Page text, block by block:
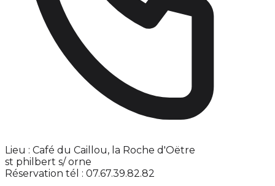
Lieu : Café du Caillou, la Roche d'Oëtre
st philbert s/ orne
Réservation tél : 07.67.39.82.82